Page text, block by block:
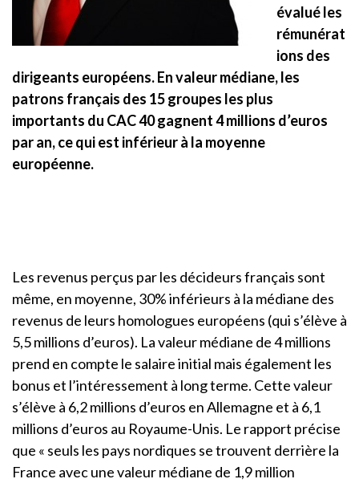
évalué les
rémunérat
ions des
dirigeants européens. En valeur médiane, les
patrons français des 15 groupes les plus
importants du CAC 40 gagnent 4 millions d’euros
par an, ce qui est inférieur à la moyenne
européenne.
Les revenus perçus par les décideurs français sont
même, en moyenne, 30% inférieurs à la médiane des
revenus de leurs homologues européens (qui s’élève à
5,5 millions d’euros). La valeur médiane de 4 millions
prend en compte le salaire initial mais également les
bonus et l’intéressement à long terme. Cette valeur
s’élève à 6,2 millions d’euros en Allemagne et à 6,1
millions d’euros au Royaume-Unis. Le rapport précise
que « seuls les pays nordiques se trouvent derrière la
France avec une valeur médiane de 1,9 million